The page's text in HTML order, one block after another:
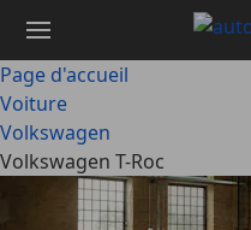
contenu
principal
Page d'accueil
Voiture
Volkswagen
Volkswagen T-Roc